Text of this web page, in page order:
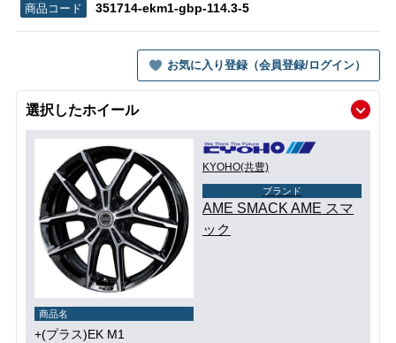
351714-ekm1-gbp-114.3-5
お気に入り登録（会員登録/ログイン）
選択したホイール
KYOHO(共豊)
ブランド
AME SMACK AME スマ
ック
商品名
+(プラス)EK M1